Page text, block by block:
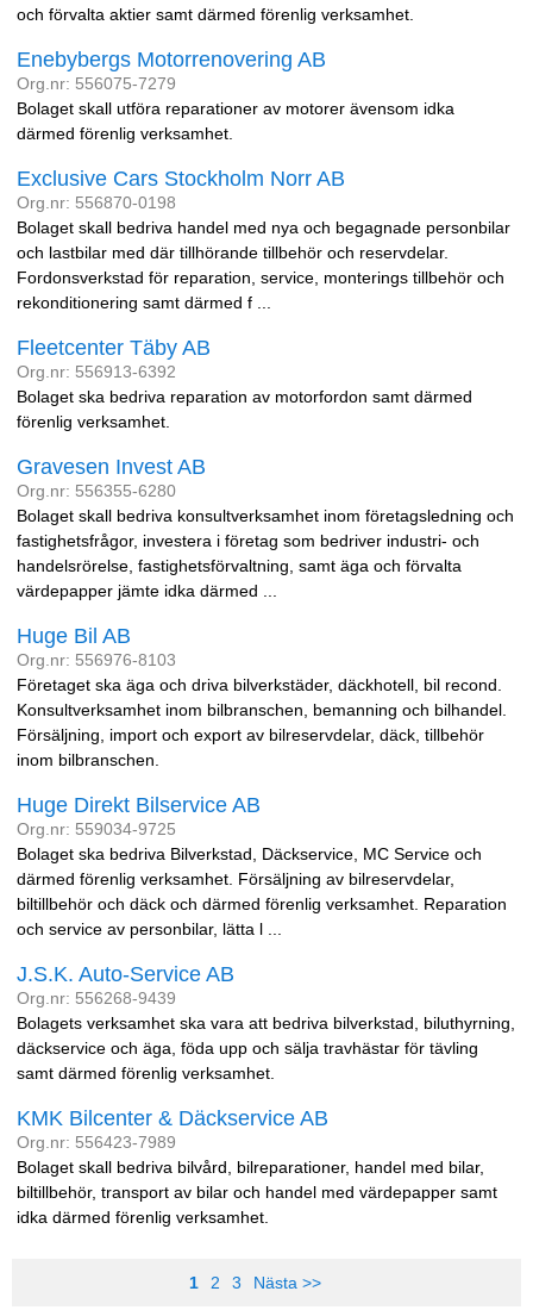
och förvalta aktier samt därmed förenlig verksamhet.
Enebybergs Motorrenovering AB
Org.nr: 556075-7279
Bolaget skall utföra reparationer av motorer ävensom idka
därmed förenlig verksamhet.
Exclusive Cars Stockholm Norr AB
Org.nr: 556870-0198
Bolaget skall bedriva handel med nya och begagnade personbilar
och lastbilar med där tillhörande tillbehör och reservdelar.
Fordonsverkstad för reparation, service, monterings tillbehör och
rekonditionering samt därmed f ...
Fleetcenter Täby AB
Org.nr: 556913-6392
Bolaget ska bedriva reparation av motorfordon samt därmed
förenlig verksamhet.
Gravesen Invest AB
Org.nr: 556355-6280
Bolaget skall bedriva konsultverksamhet inom företagsledning och
fastighetsfrågor, investera i företag som bedriver industri- och
handelsrörelse, fastighetsförvaltning, samt äga och förvalta
värdepapper jämte idka därmed ...
Huge Bil AB
Org.nr: 556976-8103
Företaget ska äga och driva bilverkstäder, däckhotell, bil recond.
Konsultverksamhet inom bilbranschen, bemanning och bilhandel.
Försäljning, import och export av bilreservdelar, däck, tillbehör
inom bilbranschen.
Huge Direkt Bilservice AB
Org.nr: 559034-9725
Bolaget ska bedriva Bilverkstad, Däckservice, MC Service och
därmed förenlig verksamhet. Försäljning av bilreservdelar,
biltillbehör och däck och därmed förenlig verksamhet. Reparation
och service av personbilar, lätta l ...
J.S.K. Auto-Service AB
Org.nr: 556268-9439
Bolagets verksamhet ska vara att bedriva bilverkstad, biluthyrning,
däckservice och äga, föda upp och sälja travhästar för tävling
samt därmed förenlig verksamhet.
KMK Bilcenter & Däckservice AB
Org.nr: 556423-7989
Bolaget skall bedriva bilvård, bilreparationer, handel med bilar,
biltillbehör, transport av bilar och handel med värdepapper samt
idka därmed förenlig verksamhet.
1 2 3 Nästa >>